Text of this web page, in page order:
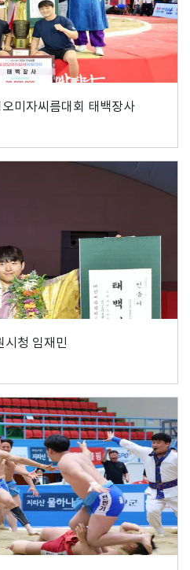
미자씨름대회 태백장사
시청 임재민